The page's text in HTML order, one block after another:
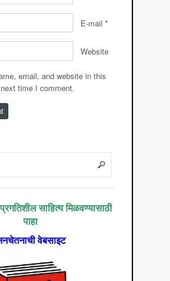
E-mail *
Website
email, and website in this
time I comment.
साहित्य मिळवण्यासाठी
पाहा
वेबसाइट